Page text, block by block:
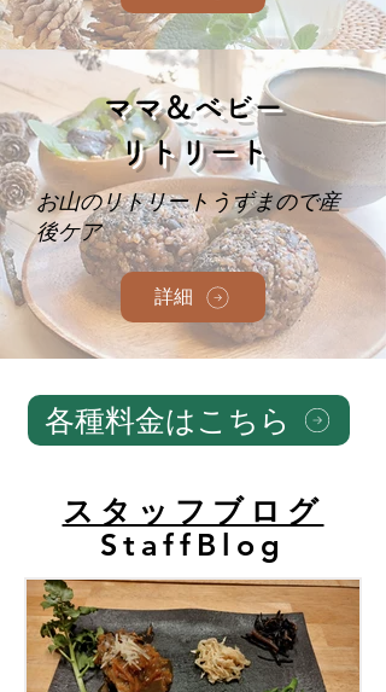
ママ＆ベビー
リトリート
お山のリトリートうずまので産
後ケア
詳細
各種料金はこちら
スタッフブログ
StaffBlog